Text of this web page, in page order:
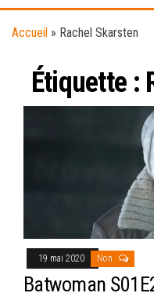
Accueil » Rachel Skarsten
Étiquette :
19 mai 2020 Non
Batwoman